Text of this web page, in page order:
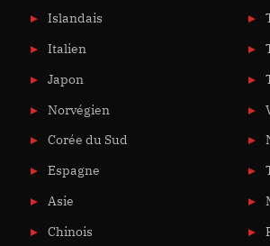
Islandais
Italien
Japon
Norvégien
Corée du Sud
Espagne
Asie
Chinois